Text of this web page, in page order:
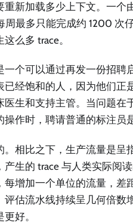
重新加载多少上下文。一个
周最多只能完成约 1200 次
么多 trace。
一个可以通过再发一份招聘
已经饱和的人，因为他们
医生和支持主管。当问题在
作时，聘请普通的标注员
。相比之下，生产流量是呈
生的 trace 与人类实际阅
每增加一个单位的流量，差
评估流水线持续呈几何倍数
好。